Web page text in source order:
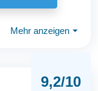
Mehr anzeigen ⏷
9,2/10